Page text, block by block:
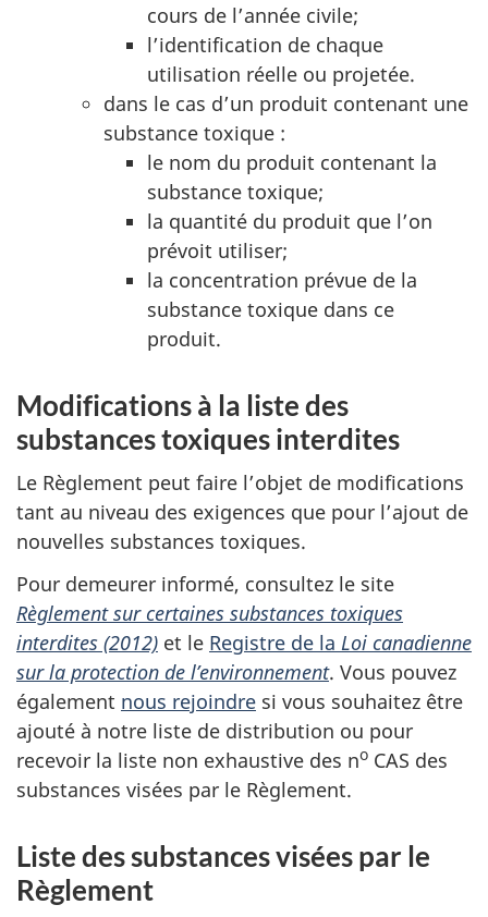
cours de l’année civile;
l’identification de chaque
utilisation réelle ou projetée.
dans le cas d’un produit contenant une
substance toxique :
le nom du produit contenant la
substance toxique;
la quantité du produit que l’on
prévoit utiliser;
la concentration prévue de la
substance toxique dans ce
produit.
Modifications à la liste des
substances toxiques interdites
Le Règlement peut faire l’objet de modifications
tant au niveau des exigences que pour l’ajout de
nouvelles substances toxiques.
Pour demeurer informé, consultez le site
Règlement sur certaines substances toxiques
interdites (2012) et le Registre de la Loi canadienne
sur la protection de l’environnement. Vous pouvez
également nous rejoindre si vous souhaitez être
ajouté à notre liste de distribution ou pour
recevoir la liste non exhaustive des no CAS des
substances visées par le Règlement.
Liste des substances visées par le
Règlement